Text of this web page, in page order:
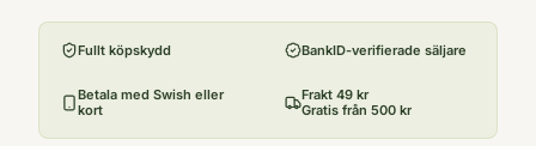
Casa editrice Einaudi
Antal sidor
112
Språk
Fullt köpskydd BankID-verifierade säljare
Betala med Swish eller
kort
Frakt 49 kr
Gratis från 500 kr